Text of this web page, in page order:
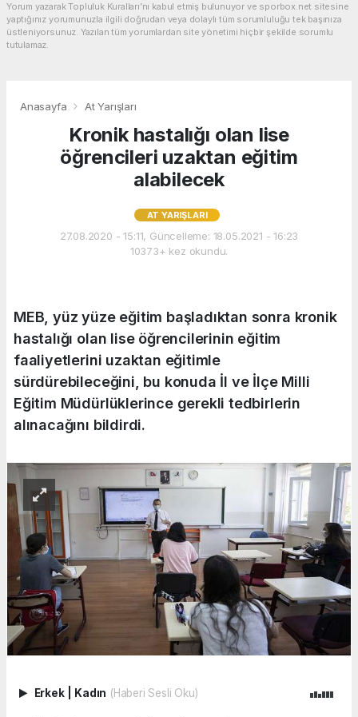
Yorum yazarak Topluluk Kuralları’nı kabul etmiş bulunuyor ve sporbox.net sitesine
yaptığınız yorumunuzla ilgili doğrudan veya dolaylı tüm sorumluluğu tek başınıza
üstleniyorsunuz. Yazılan tüm yorumlardan site yönetimi hiçbir şekilde sorumlu
tutulamaz.
Anasayfa At Yarışları
Kronik hastalığı olan lise
öğrencileri uzaktan eğitim
alabilecek
AT YARIŞLARI
27.08.2020 - 15:11, Güncelleme: 18.05.2021 - 16:23
10373+ kez okundu.
MEB, yüz yüze eğitim başladıktan sonra kronik
hastalığı olan lise öğrencilerinin eğitim
faaliyetlerini uzaktan eğitimle
sürdürebileceğini, bu konuda İl ve İlçe Milli
Eğitim Müdürlüklerince gerekli tedbirlerin
alınacağını bildirdi.
Erkek Kadın (Haberi Sesli Oku)